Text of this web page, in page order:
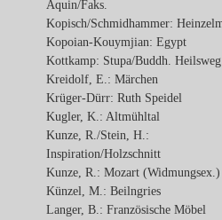
Aquin/Faks.
Kopisch/Schmidhammer:
Kopoian-Kouymjian: Egypt
Kottkamp: Stupa/Buddh. Heilsweg
Kreidolf, E.: Märchen
Krüger-Dürr: Ruth Speidel
Kugler, K.: Altmühltal
Kunze, R./Stein, H.:
Inspiration/Holzschnitt
Kunze, R.: Mozart (Widmungsex.)
Künzel, M.: Beilngries
Langer, B.: Französische Möbel